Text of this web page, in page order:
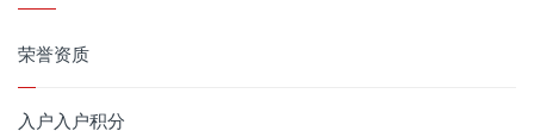
荣誉资质
入户入户积分